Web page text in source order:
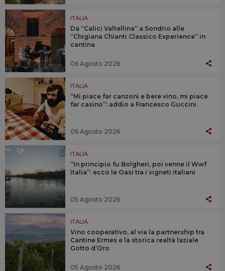
ITALIA
Da “Calici Valtellina” a Sondrio alle
“Chigiana Chianti Classico Experience” in
cantina
06 Agosto 2026
ITALIA
“Mi piace far canzoni e bere vino, mi piace
far casino”: addio a Francesco Guccini
06 Agosto 2026
ITALIA
“In principio fu Bolgheri, poi venne il Wwf
Italia”: ecco le Oasi tra i vigneti italiani
05 Agosto 2026
ITALIA
Vino cooperativo, al via la partnership tra
Cantine Ermes e la storica realtà laziale
Gotto d’Oro
05 Agosto 2026